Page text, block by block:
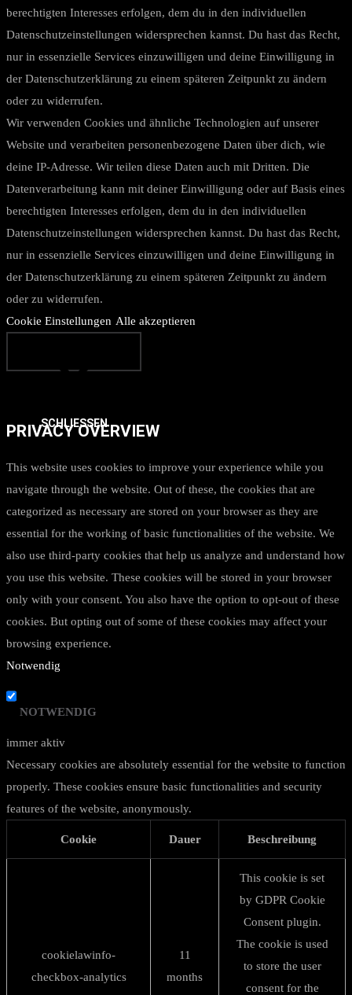
berechtigten Interesses erfolgen, dem du in den individuellen
Datenschutzeinstellungen widersprechen kannst. Du hast das Recht,
nur in essenzielle Services einzuwilligen und deine Einwilligung in
der Datenschutzerklärung zu einem späteren Zeitpunkt zu ändern
oder zu widerrufen.
Wir verwenden Cookies und ähnliche Technologien auf unserer
Website und verarbeiten personenbezogene Daten über dich, wie
deine IP-Adresse. Wir teilen diese Daten auch mit Dritten. Die
Datenverarbeitung kann mit deiner Einwilligung oder auf Basis eines
berechtigten Interesses erfolgen, dem du in den individuellen
Datenschutzeinstellungen widersprechen kannst. Du hast das Recht,
nur in essenzielle Services einzuwilligen und deine Einwilligung in
der Datenschutzerklärung zu einem späteren Zeitpunkt zu ändern
oder zu widerrufen.
Cookie Einstellungen Alle akzeptieren
SCHLIESSEN
PRIVACY OVERVIEW
This website uses cookies to improve your experience while you
navigate through the website. Out of these, the cookies that are
categorized as necessary are stored on your browser as they are
essential for the working of basic functionalities of the website. We
also use third-party cookies that help us analyze and understand how
you use this website. These cookies will be stored in your browser
only with your consent. You also have the option to opt-out of these
cookies. But opting out of some of these cookies may affect your
browsing experience.
Notwendig
NOTWENDIG
immer aktiv
Necessary cookies are absolutely essential for the website to function
properly. These cookies ensure basic functionalities and security
features of the website, anonymously.
Cookie Dauer Beschreibung
cookielawinfo-
checkbox-analytics
11
months
This cookie is set
by GDPR Cookie
Consent plugin.
The cookie is used
to store the user
consent for the